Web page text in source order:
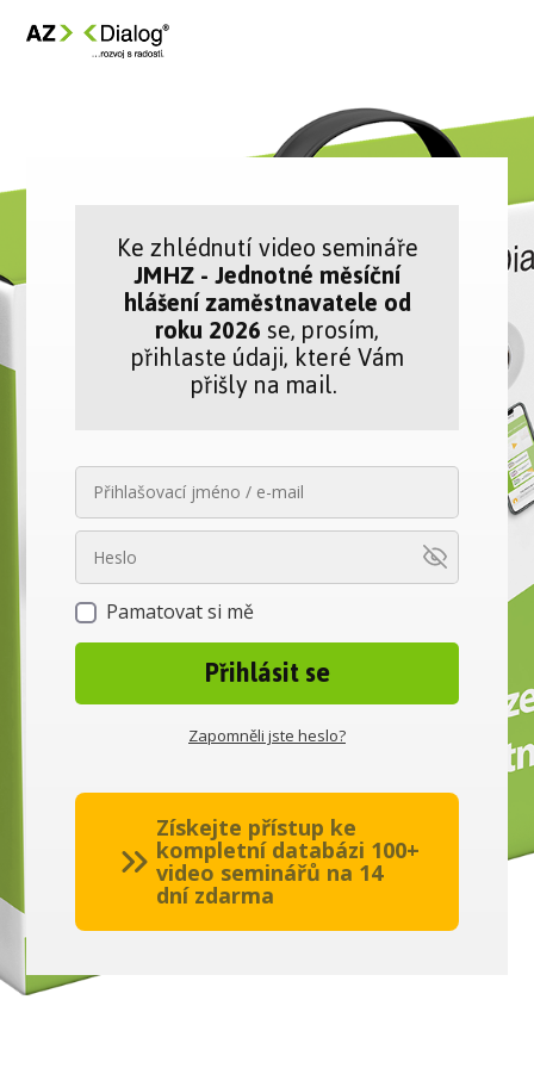
Ke zhlédnutí video semináře
JMHZ - Jednotné měsíční
hlášení zaměstnavatele od
roku 2026se, prosím,
přihlaste údaji, které Vám
přišly na mail.
Pamatovat si mě
Přihlásit se
Zapomněli jste heslo?
Získejte přístup ke
kompletní databázi 100+
video seminářů na 14
dní zdarma